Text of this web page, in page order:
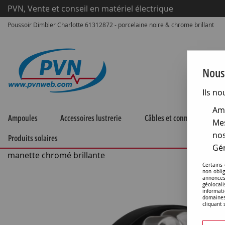
PVN, Vente et conseil en matériel électrique
Poussoir Dimbler Charlotte 61312872 - porcelaine noire & chrome brillant
Ampoules Accessoires lustrerie
Câbles et connecteurs
Produits solaires
Accueil >Matériel électrique >
manette chromé brillante
Ils
Certains
non
cliquant